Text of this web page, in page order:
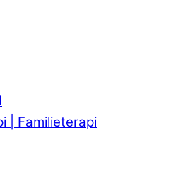
| Familieterapi